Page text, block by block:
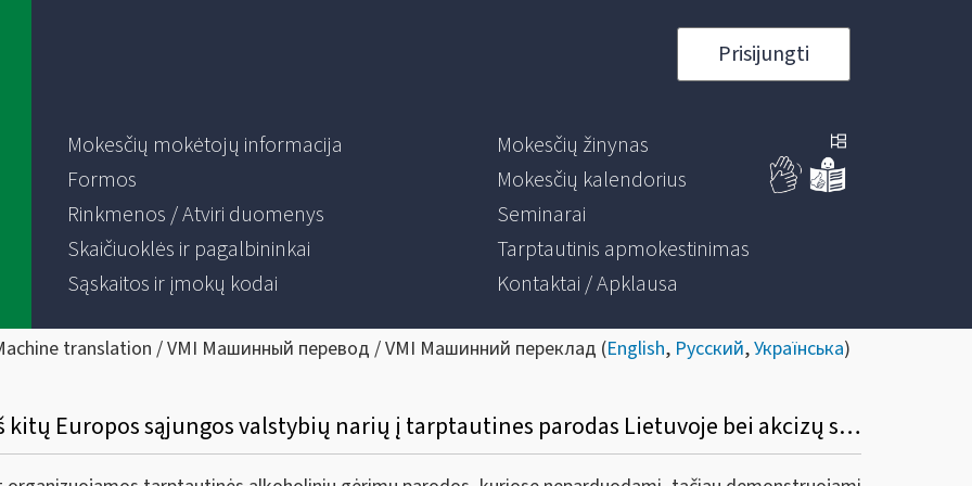
Prisijungti
Mokesčių mokėtojų informacija
Formos
Rinkmenos / Atviri duomenys
Skaičiuoklės ir pagalbininkai
Sąskaitos ir įmokų kodai
Mokesčių žinynas
Mokesčių kalendorius
Seminarai
Tarptautinis apmokestinimas
Kontaktai / Apklausa
translation / VMI Машинный перевод / VMI Машинний переклад (English, Русский,Українська)
Dėl alkoholinių gėrimų atgabenimo iš kitų Europos sąjungos valstybių narių į tarptautines parodas Lietuvoje bei akcizų sumokėjimo